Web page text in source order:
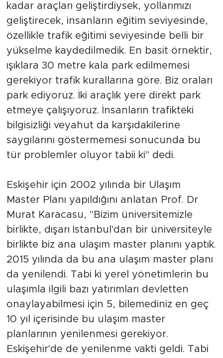
kadar araçları geliştirdiysek, yollarımızı
geliştirecek, insanların eğitim seviyesinde,
özellikle trafik eğitimi seviyesinde belli bir
yükselme kaydedilmedik. En basit örnektir,
ışıklara 30 metre kala park edilmemesi
gerekiyor trafik kurallarına göre. Biz oraları
park ediyoruz. İki araçlık yere direkt park
etmeye çalışıyoruz. İnsanların trafikteki
bilgisizliği veyahut da karşıdakilerine
saygılarını göstermemesi sonucunda bu
tür problemler oluyor tabii ki" dedi.
Eskişehir için 2002 yılında bir Ulaşım
Master Planı yapıldığını anlatan Prof. Dr
Murat Karacasu, "Bizim üniversitemizle
birlikte, dışarı İstanbul'dan bir üniversiteyle
birlikte biz ana ulaşım master planını yaptık.
2015 yılında da bu ana ulaşım master planı
da yenilendi. Tabi ki yerel yönetimlerin bu
ulaşımla ilgili bazı yatırımları devletten
onaylayabilmesi için 5, bilemediniz en geç
10 yıl içerisinde bu ulaşım master
planlarının yenilenmesi gerekiyor.
Eskişehir'de de yenilenme vakti geldi. Tabi